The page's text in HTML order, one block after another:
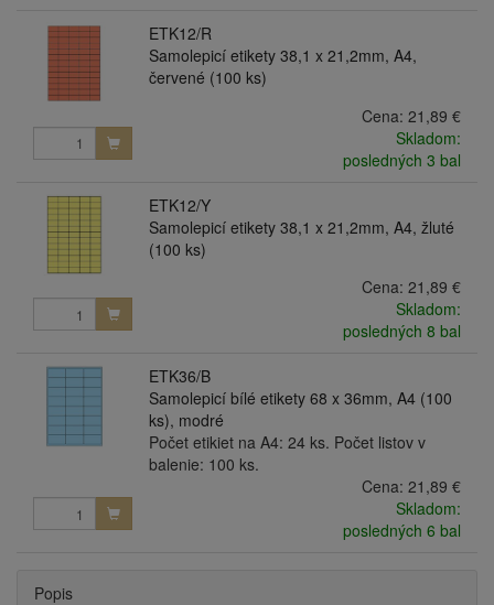
ETK12/R
Samolepicí etikety 38,1 x 21,2mm, A4,
červené (100 ks)
Cena: 21,89 €
Skladom:
posledných 3 bal
ETK12/Y
Samolepicí etikety 38,1 x 21,2mm, A4, žluté
(100 ks)
Cena: 21,89 €
Skladom:
posledných 8 bal
ETK36/B
Samolepicí bílé etikety 68 x 36mm, A4 (100
ks), modré
Počet etikiet na A4: 24 ks. Počet listov v
balenie: 100 ks.
Cena: 21,89 €
Skladom:
posledných 6 bal
Popis